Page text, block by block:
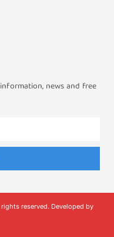
news and free
reserved. Developed by